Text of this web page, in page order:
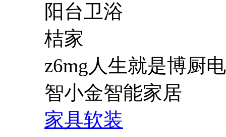
阳台卫浴
桔家
z6mg人生就是博厨电
智小金智能家居
家具软装